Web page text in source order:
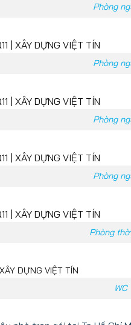
Phòng
Phòng
Phòng
Phòng
Phòng
WC